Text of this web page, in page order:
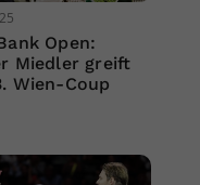
Open:
Miedler greift
Wien-Coup